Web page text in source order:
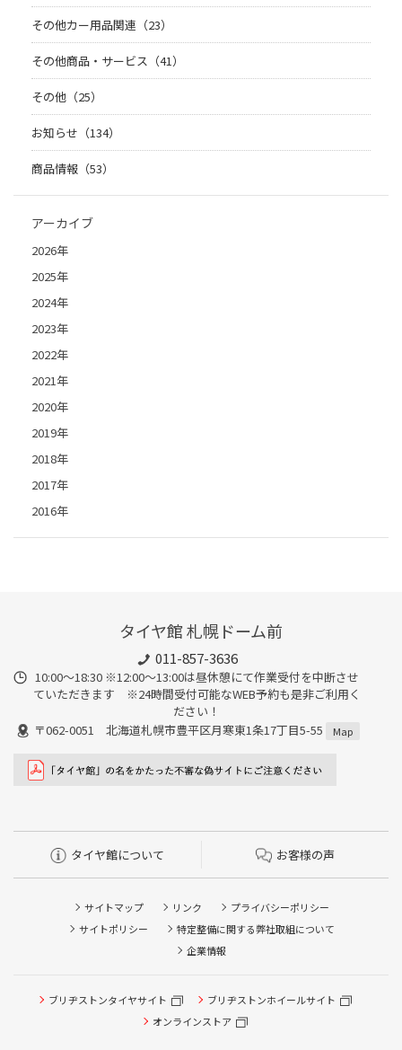
その他カー用品関連（23）
その他商品・サービス（41）
その他（25）
お知らせ（134）
商品情報（53）
アーカイブ
2026年
2025年
2024年
2023年
2022年
2021年
2020年
2019年
2018年
2017年
2016年
タイヤ館 札幌ドーム前
011-857-3636
10:00～18:30 ※12:00～13:00は昼休憩にて作業受付を中断させ
ていただきます ※24時間受付可能なWEB予約も是非ご利用く
ださい！
〒062-0051 北海道札幌市豊平区月寒東1条17丁目5-55
Map
タイヤ館について お客様の声
サイトマップ リンク
プライバシーポリシー
サイトポリシー
特定整備に関する弊社取組について
企業情報
ブリヂストンタイヤサイト
ブリヂストンホイールサイト
オンラインストア
タイヤ点検・安全点検/タイヤ履き替え/オイル交換/その他
ピット作業の予約